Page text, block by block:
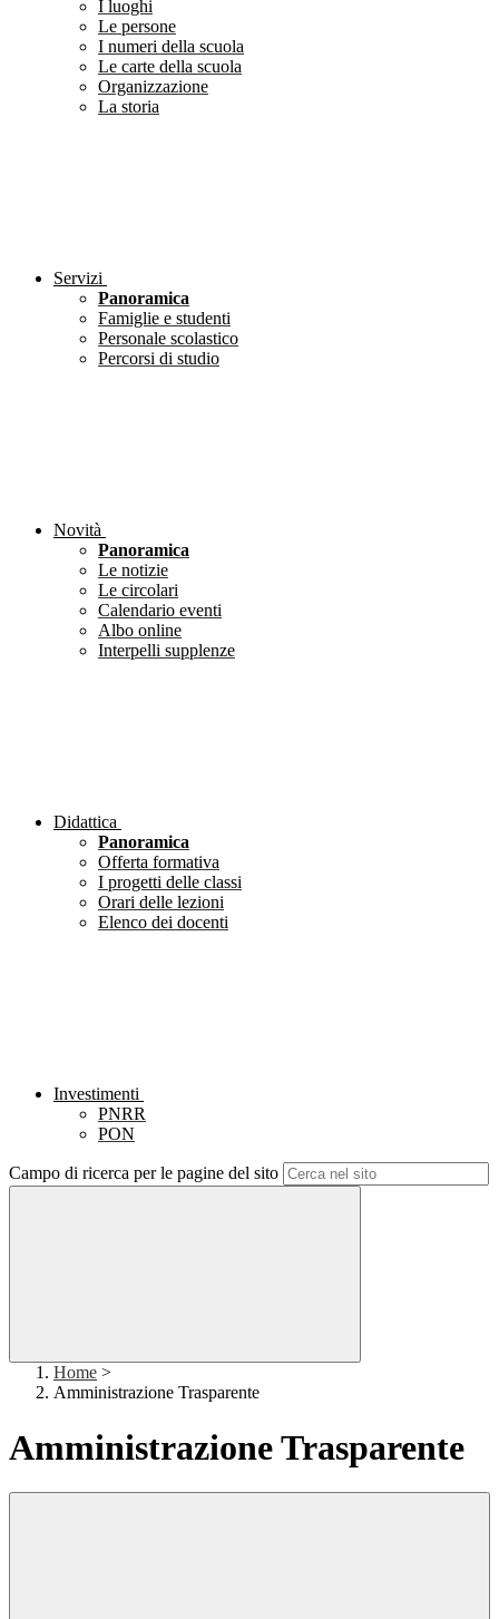
I luoghi
Le persone
I numeri della scuola
Le carte della scuola
Organizzazione
La storia
Servizi
Panoramica
Famiglie e studenti
Personale scolastico
Percorsi di studio
Novità
Panoramica
Le notizie
Le circolari
Calendario eventi
Albo online
Interpelli supplenze
Didattica
Panoramica
Offerta formativa
I progetti delle classi
Orari delle lezioni
Elenco dei docenti
Investimenti
PNRR
PON
Campo di ricerca per le pagine del sito
Home >
Amministrazione Trasparente
Amministrazione Trasparente